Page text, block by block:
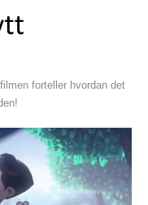
forteller hvordan det